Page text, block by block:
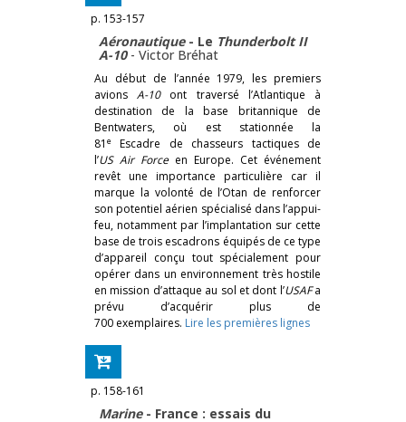
p. 153-157
Aéronautique - Le Thunderbolt II
A-10 - Victor Bréhat
Au début de l’année 1979, les premiers
avionsA-10ont traversé l’Atlantique à
destination de la base britannique de
Bentwaters, où est stationnée la
81 e
Escadre de chasseurs tactiques de
l’US Air Forceen Europe. Cet événement
revêt une importance particulière car il
marque la volonté de l’Otan de renforcer
son potentiel aérien spécialisé dans l’appui-
feu, notamment par l’implantation sur cette
base de trois escadrons équipés de ce type
d’appareil conçu tout spécialement pour
opérer dans un environnement très hostile
en mission d’attaque au sol et dont l’USAFa
prévu d’acquérir plus de
700 exemplaires. Lire les premières lignes
p. 158-161
Marine - France : essais du